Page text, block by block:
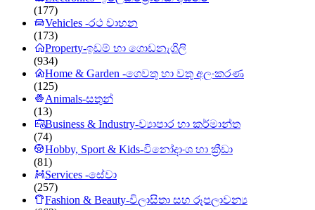
(177)
Vehicles -රථ වාහන
(173)
Property-ඉඩම් හා ගොඩනැගිලි
(934)
Home & Garden -ගෙවතු හා වතු අලංකරණ
(125)
Animals-සතුන්
(13)
Business & Industry-ව්‍යාපාර හා කර්මාන්ත
(74)
Hobby, Sport & Kids-විනෝදාංශ හා ක්‍රීඩා
(81)
Services -සේවා
(257)
Fashion & Beauty-විලාසිතා සහ රූපලාවන්‍ය